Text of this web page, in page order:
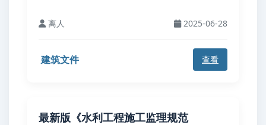
离人 2025-06-28
建筑文件 查看
最新版《水利工程施工监理规范